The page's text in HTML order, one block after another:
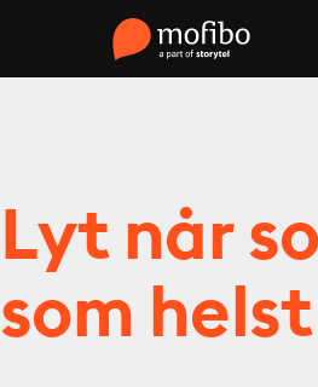
Lyt når
som helst